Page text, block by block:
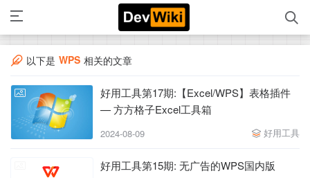
以下是 WPS 相关的文章
好用工具第17期:【Excel/WPS】表格插件
— 方方格子Excel工具箱
2024-08-09 好用工具
好用工具第15期: 无广告的WPS国内版